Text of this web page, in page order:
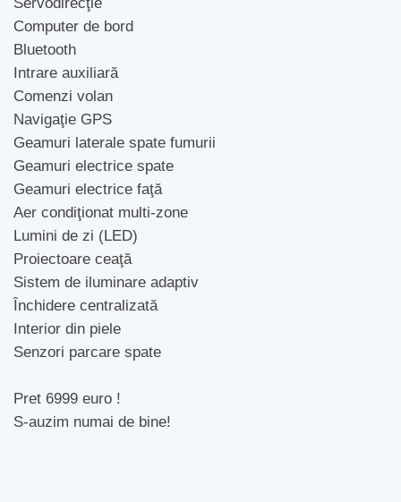
Computer de bord
Bluetooth
Intrare auxiliară
Comenzi volan
Navigaţie GPS
Geamuri laterale spate fumurii
Geamuri electrice spate
Geamuri electrice faţă
Aer condiţionat multi-zone
Lumini de zi (LED)
Proiectoare ceaţă
Sistem de iluminare adaptiv
Închidere centralizată
Interior din piele
Senzori parcare spate
Pret 6999 euro !
S-auzim numai de bine!